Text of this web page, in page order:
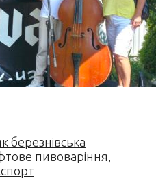
березнівська
пивоваріння,